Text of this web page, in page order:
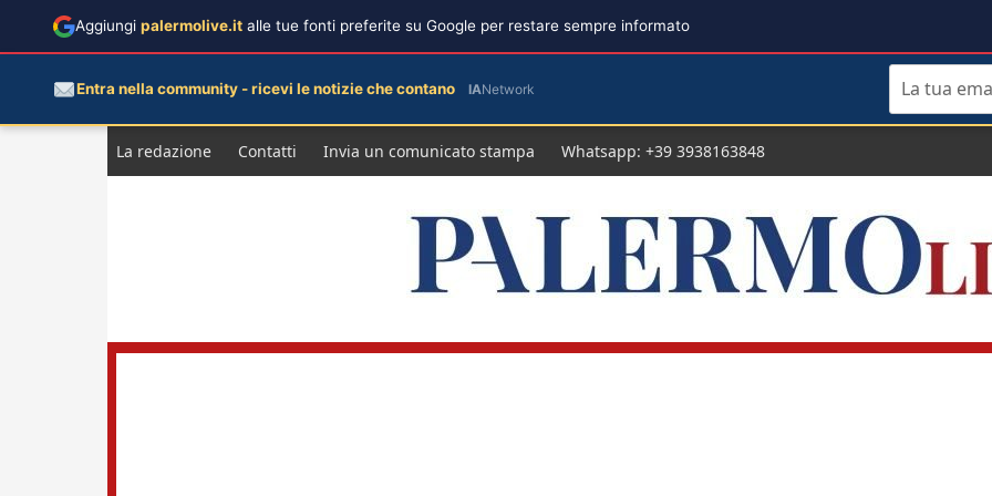
La redazione Contatti Invia un comunicato stampa Whatsapp: +39 3938163848
Aggiungi palermolive.it alle tue fonti preferite su Google per restare sempre informato
Entra nella community - ricevi le notizie che contano IANetwork